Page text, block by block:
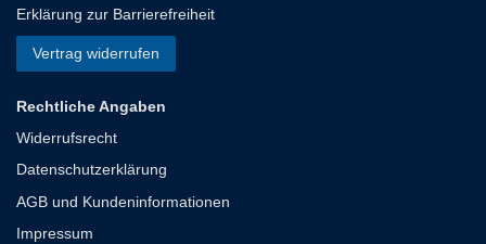
Erklärung zur Barrierefreiheit
Vertrag widerrufen
Rechtliche Angaben
Widerrufsrecht
Datenschutzerklärung
AGB und Kundeninformationen
Impressum